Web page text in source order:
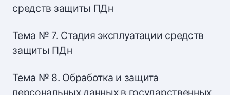
средств защиты ПДн
Тема № 7. Стадия эксплуатации средств
защиты ПДн
Тема № 8. Обработка и защита